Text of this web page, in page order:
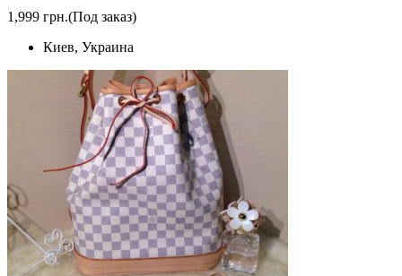
1,999 грн.(Под заказ)
Киев, Украина